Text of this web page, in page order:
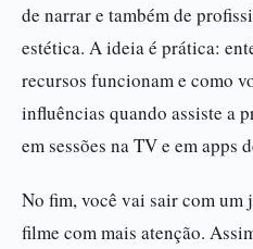
de narrar e também de
estética. A ideia é prática:
recursos funcionam e como
influências quando assiste a
em sessões na TV e em apps
No fim, você vai sair com um
filme com mais atenção.